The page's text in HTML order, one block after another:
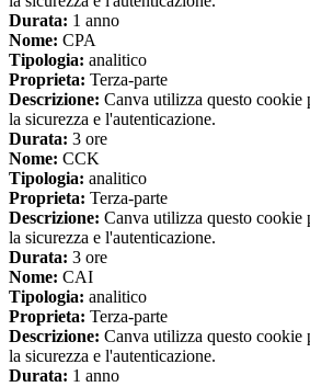
Durata: 1 anno
Nome: CPA
Tipologia: analitico
Proprieta: Terza-parte
Descrizione: Canva utilizza questo cookie
la sicurezza e l'autenticazione.
Durata: 3 ore
Nome: CCK
Tipologia: analitico
Proprieta: Terza-parte
Descrizione: Canva utilizza questo cookie
la sicurezza e l'autenticazione.
Durata: 3 ore
Nome: CAI
Tipologia: analitico
Proprieta: Terza-parte
Descrizione: Canva utilizza questo cookie
la sicurezza e l'autenticazione.
Durata: 1 anno